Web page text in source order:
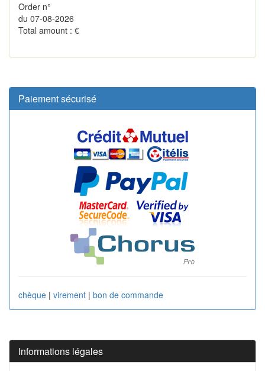
Order n°
du 07-08-2026
Total amount : €
Paiement sécurisé
chèque | virement | bon de commande
Informations légales